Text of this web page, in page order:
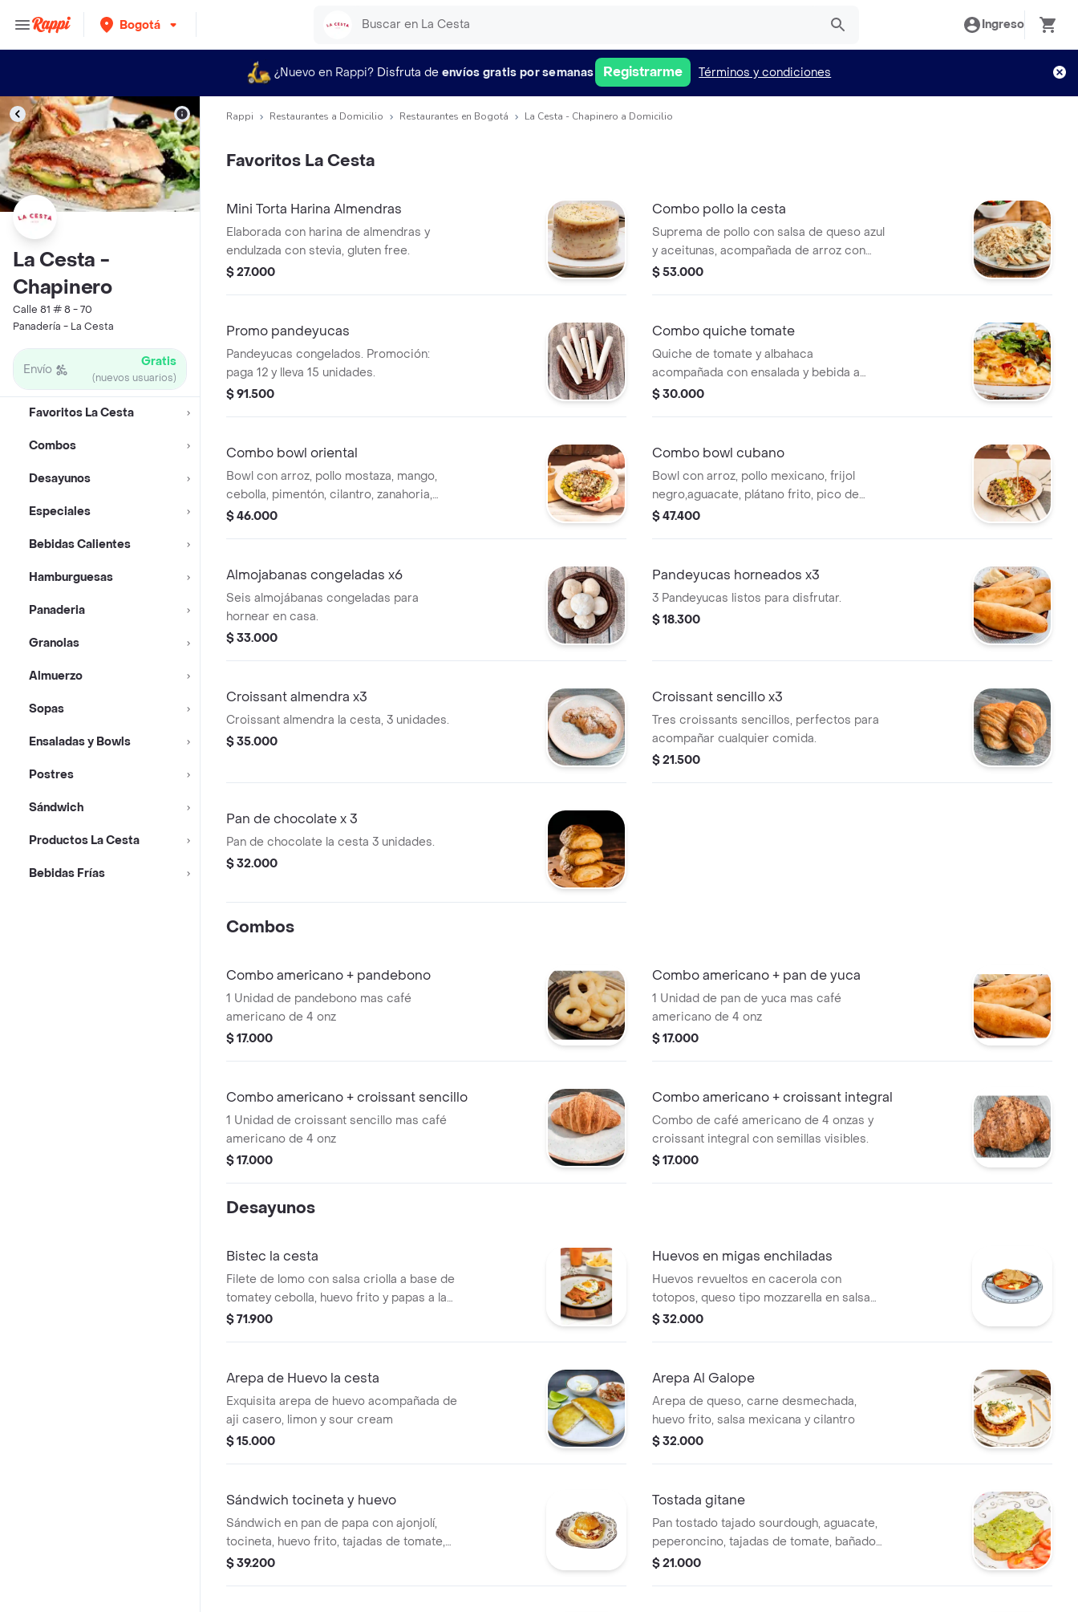
Bogotá Ingreso
¿Nuevo en Rappi? Disfruta de envíos gratis por semanas Registrarme Términos y condiciones
La Cesta -
Chapinero
Calle 81 # 8 - 70
Panadería - La Cesta
Envío Gratis
(nuevos usuarios)
Favoritos La Cesta
Combos
Desayunos
Especiales
Bebidas Calientes
Hamburguesas
Panaderia
Granolas
Almuerzo
Sopas
Ensaladas y Bowls
Postres
Sándwich
Productos La Cesta
Bebidas Frías
Rappi Restaurantes a Domicilio Restaurantes en Bogotá La Cesta - Chapinero a Domicilio
Favoritos La Cesta
Mini Torta Harina Almendras
Elaborada con harina de almendras y
endulzada con stevia, gluten free.
$ 27.000
Combo pollo la cesta
Suprema de pollo con salsa de queso azul
y aceitunas, acompañada de arroz con
almendras.
$ 53.000
Promo pandeyucas
Pandeyucas congelados. Promoción:
paga 12 y lleva 15 unidades.
$ 91.500
Combo quiche tomate
Quiche de tomate y albahaca
acompañada con ensalada y bebida a
elección.
$ 30.000
Combo bowl oriental
Bowl con arroz, pollo mostaza, mango,
cebolla, pimentón, cilantro, zanahoria,
aguacate, maíz, ajonjolí negro con
$ 46.000
Combo bowl cubano
Bowl con arroz, pollo mexicano, frijol
negro,aguacate, plátano frito, pico de
gallo, cilantro, salsa teriyaki y bebida.
$ 47.400
Almojabanas congeladas x6
Seis almojábanas congeladas para
hornear en casa.
$ 33.000
Pandeyucas horneados x3
3 Pandeyucas listos para disfrutar.
$ 18.300
Croissant almendra x3
Croissant almendra la cesta, 3 unidades.
$ 35.000
Croissant sencillo x3
Tres croissants sencillos, perfectos para
acompañar cualquier comida.
$ 21.500
Pan de chocolate x 3
Pan de chocolate la cesta 3 unidades.
$ 32.000
Combos
Combo americano + pandebono
1 Unidad de pandebono mas café
americano de 4 onz
$ 17.000
Combo americano + pan de yuca
1 Unidad de pan de yuca mas café
americano de 4 onz
$ 17.000
Combo americano + croissant sencillo
1 Unidad de croissant sencillo mas café
americano de 4 onz
$ 17.000
Combo americano + croissant integral
Combo de café americano de 4 onzas y
croissant integral con semillas visibles.
$ 17.000
Desayunos
Bistec la cesta
Filete de lomo con salsa criolla a base de
tomatey cebolla, huevo frito y papas a la
francesa.
$ 71.900
Huevos en migas enchiladas
Huevos revueltos en cacerola con
totopos, queso tipo mozzarella en salsa
mexicana.
$ 32.000
Arepa de Huevo la cesta
Exquisita arepa de huevo acompañada de
aji casero, limon y sour cream
$ 15.000
Arepa Al Galope
Arepa de queso, carne desmechada,
huevo frito, salsa mexicana y cilantro
$ 32.000
Sándwich tocineta y huevo
Sándwich en pan de papa con ajonjolí,
tocineta, huevo frito, tajadas de tomate,
salsa de queso paipa.
$ 39.200
Tostada gitane
Pan tostado tajado sourdough, aguacate,
peperoncino, tajadas de tomate, bañados
en aceite de oliva.
$ 21.000